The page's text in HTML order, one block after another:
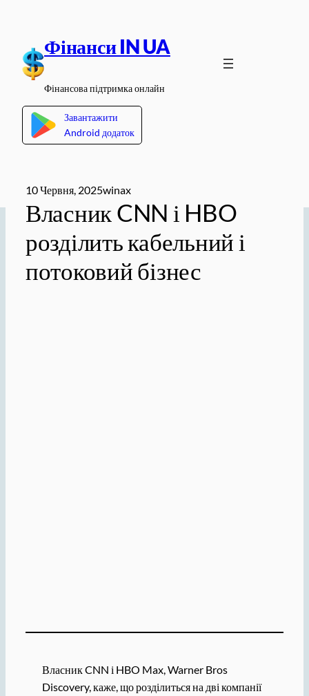
вмісту
Фінанси IN UA
Фінансова підтримка онлайн
Завантажити
Android додаток
10 Червня, 2025winax
Власник CNN і HBO
розділить кабельний і
потоковий бізнес
Власник CNN і HBO Max, Warner Bros
Discovery, каже, що розділиться на дві компанії